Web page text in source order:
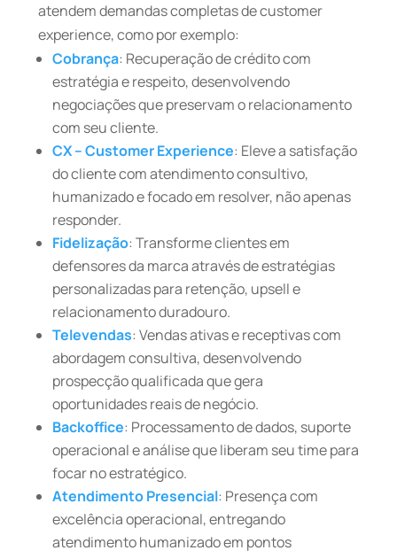
atendem demandas completas de customer
experience, como por exemplo:
Cobrança: Recuperação de crédito com
estratégia e respeito, desenvolvendo
negociações que preservam o relacionamento
com seu cliente.
CX – Customer Experience: Eleve a satisfação
do cliente com atendimento consultivo,
humanizado e focado em resolver, não apenas
responder.
Fidelização: Transforme clientes em
defensores da marca através de estratégias
personalizadas para retenção, upsell e
relacionamento duradouro.
Televendas: Vendas ativas e receptivas com
abordagem consultiva, desenvolvendo
prospecção qualificada que gera
oportunidades reais de negócio.
Backoffice: Processamento de dados, suporte
operacional e análise que liberam seu time para
focar no estratégico.
Atendimento Presencial: Presença com
excelência operacional, entregando
atendimento humanizado em pontos